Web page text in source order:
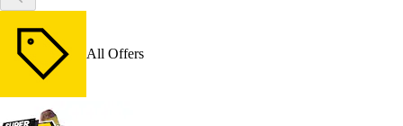
All Offers